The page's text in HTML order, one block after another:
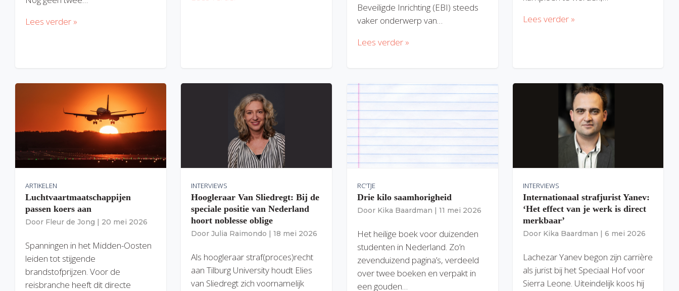
Lees verder »
Beveiligde Inrichting (EBI) steeds
vaker onderwerp van…
Lees verder »
Lees verder »
ARTIKELEN
Luchtvaartmaatschappijen
passen koers aan
Door Fleur de Jong | 20 mei 2026
Spanningen in het Midden-Oosten
leiden tot stijgende
brandstofprijzen. Voor de
reisbranche heeft dit directe
INTERVIEWS
Hoogleraar Van Sliedregt: Bij de
speciale positie van Nederland
hoort noblesse oblige
Door Julia Raimondo | 18 mei 2026
Als hoogleraar straf(proces)recht
aan Tilburg University houdt Elies
van Sliedregt zich voornamelijk
RC'TJE
Drie kilo saamhorigheid
Door Kika Baardman | 11 mei 2026
Het heilige boek voor duizenden
studenten in Nederland. Zo’n
zevenduizend pagina’s, verdeeld
over twee boeken en verpakt in
een gouden…
INTERVIEWS
Internationaal strafjurist Yanev:
‘Het effect van je werk is direct
merkbaar’
Door Kika Baardman | 6 mei 2026
Lachezar Yanev begon zijn carrière
als jurist bij het Speciaal Hof voor
Sierra Leone. Uiteindelijk koos hij